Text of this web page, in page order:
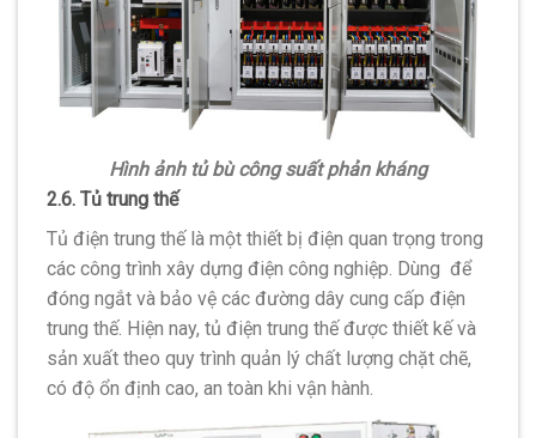
Hình ảnh tủ bù công suất phản kháng
2.6. Tủ trung thế
Tủ điện trung thế là một thiết bị điện quan trọng trong
các công trình xây dựng điện công nghiệp. Dùng để
đóng ngắt và bảo vệ các đường dây cung cấp điện
trung thế. Hiện nay, tủ điện trung thế được thiết kế và
sản xuất theo quy trình quản lý chất lượng chặt chẽ,
có độ ổn định cao, an toàn khi vận hành.